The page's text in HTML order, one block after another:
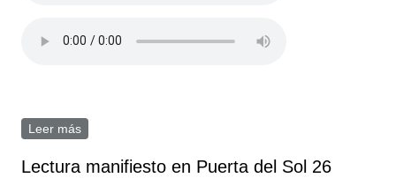
Leer más
Lectura manifiesto en Puerta del Sol 26